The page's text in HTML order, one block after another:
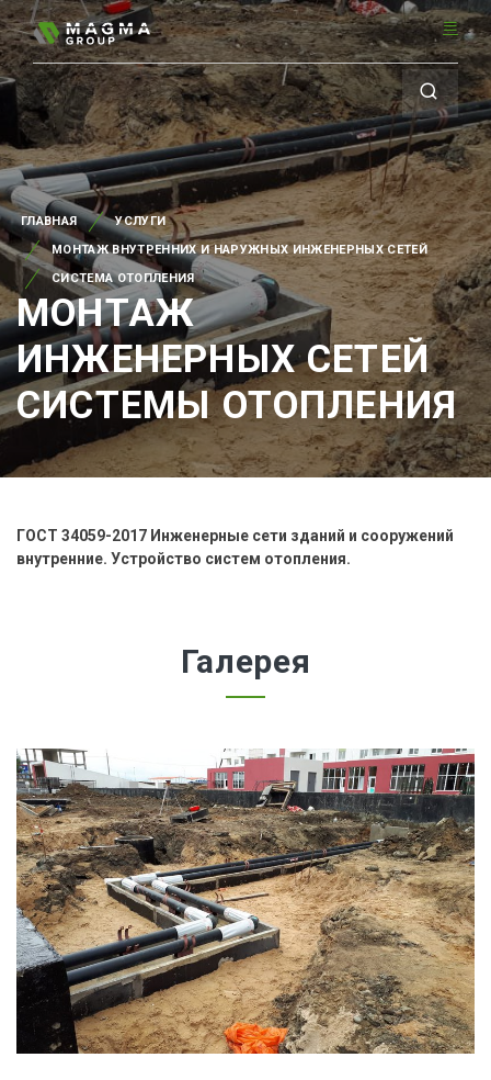
ГЛАВНАЯ
УСЛУГИ
МОНТАЖ ВНУТРЕННИХ И НАРУЖНЫХ ИНЖЕНЕРНЫХ СЕТЕЙ
СИСТЕМА ОТОПЛЕНИЯ
МОНТАЖ
ИНЖЕНЕРНЫХ СЕТЕЙ
СИСТЕМЫ ОТОПЛЕНИЯ
ГОСТ 34059-2017 Инженерные сети зданий и сооружений
внутренние. Устройство систем отопления.
Галерея